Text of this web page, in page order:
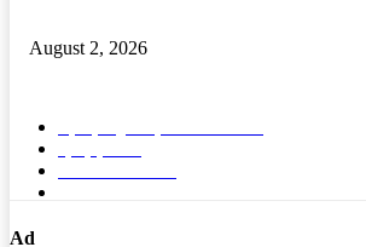
August 2, 2026
Ad